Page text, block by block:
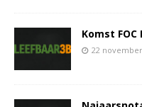
Komst
22